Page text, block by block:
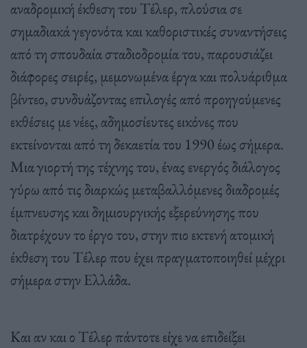
αναδρομική έκθεση του Τέλερ, πλούσια σε
σημαδιακά γεγονότα και καθοριστικές συναντήσεις
από τη σπουδαία σταδιοδρομία του, παρουσιάζει
διάφορες σειρές, μεμονωμένα έργα και πολυάριθμα
βίντεο, συνδυάζοντας επιλογές από προηγούμενες
εκθέσεις με νέες, αδημοσίευτες εικόνες που
εκτείνονται από τη δεκαετία του 1990 έως σήμερα.
Μια γιορτή της τέχνης του, ένας ενεργός διάλογος
γύρω από τις διαρκώς μεταβαλλόμενες διαδρομές
έμπνευσης και δημιουργικής εξερεύνησης που
διατρέχουν το έργο του, στην πιο εκτενή ατομική
έκθεση του Τέλερ που έχει πραγματοποιηθεί μέχρι
σήμερα στην Ελλάδα.
Και αν και ο Τέλερ πάντοτε είχε να επιδείξει